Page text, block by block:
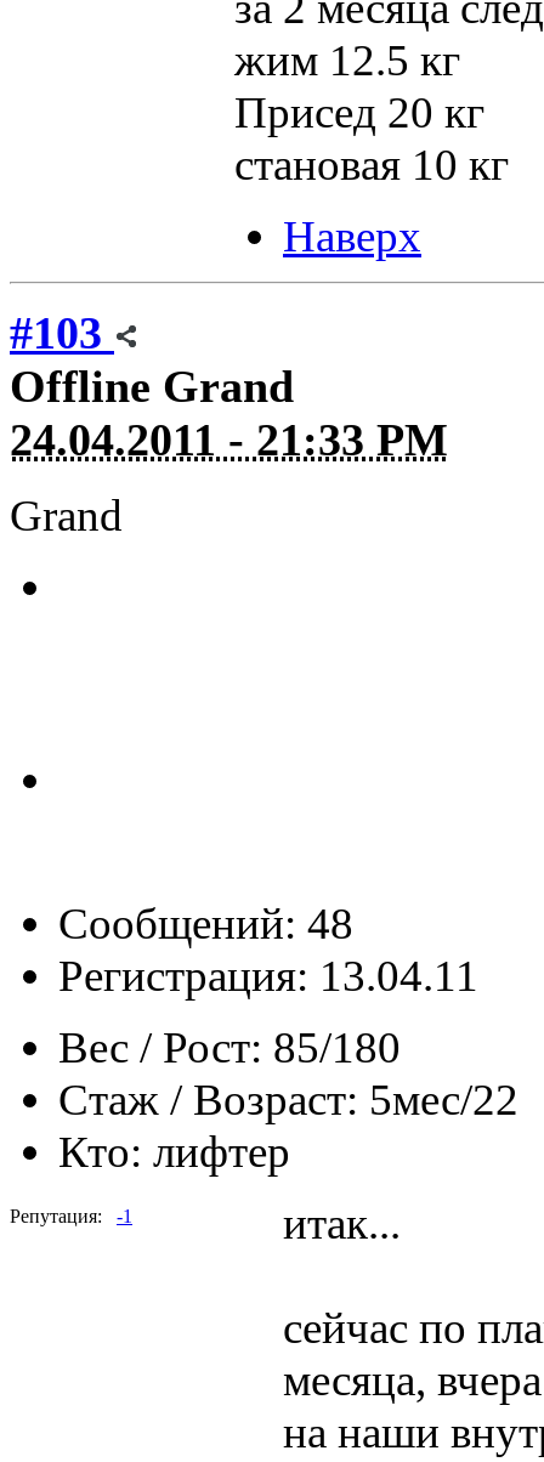
жим 12.5 кг
Присед 20 кг
становая 10 кг
Наверх
#103
Offline Grand
24.04.2011 - 21:33 PM
Grand
Сообщений: 48
Регистрация: 13.04.11
Вес / Рост: 85/180
Стаж / Возраст: 5мес/22
Кто: лифтер
Репутация: -1 итак...
сейчас по
месяца,
на наши